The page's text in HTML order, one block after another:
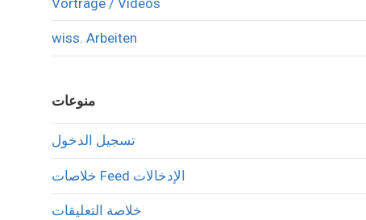
wiss. Arbeiten
منوعات
تسجيل الدخول
خلاصات Feed الإدخالات
خلاصة التعليقات